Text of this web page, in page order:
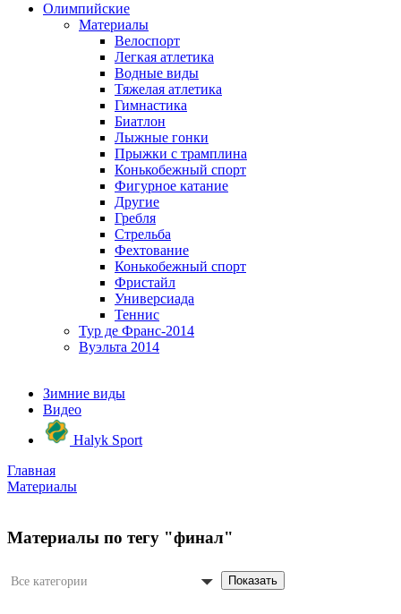
Олимпийские
Материалы
Велоспорт
Легкая атлетика
Водные виды
Тяжелая атлетика
Гимнастика
Биатлон
Лыжные гонки
Прыжки с трамплина
Конькобежный спорт
Фигурное катание
Другие
Гребля
Стрельба
Фехтование
Конькобежный спорт
Фристайл
Универсиада
Теннис
Тур де Франс-2014
Вуэльта 2014
Зимние виды
Видео
Halyk Sport
Главная
Материалы
Материалы по тегу "финал"
Все категории Показать